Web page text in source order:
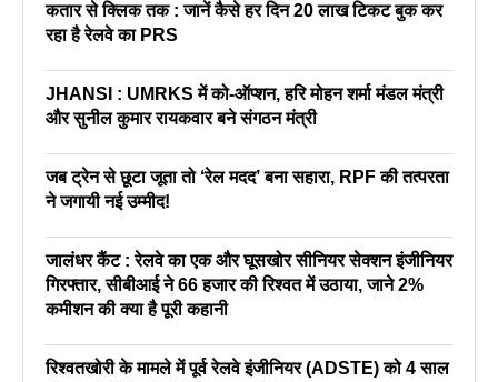
कतार से क्लिक तक : जानें कैसे हर दिन 20 लाख टिकट बुक कर
रहा है रेलवे का PRS
JHANSI : UMRKS में को-ऑप्शन, हरि मोहन शर्मा मंडल मंत्री
और सुनील कुमार रायकवार बने संगठन मंत्री
जब ट्रेन से छूटा जूता तो ‘रेल मदद’ बना सहारा, RPF की तत्परता
ने जगायी नई उम्मीद!
जालंधर कैंट : रेलवे का एक और घूसखोर सीनियर सेक्शन इंजीनियर
गिरफ्तार, सीबीआई ने 66 हजार की रिश्वत में उठाया, जाने 2%
कमीशन की क्या है पूरी कहानी
रिश्वतखोरी के मामले में पूर्व रेलवे इंजीनियर (ADSTE) को 4 साल